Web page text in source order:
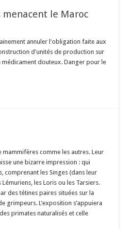
le Maroc
annuler l'obligation faite aux
d'unités de production sur
douteux. Danger pour le
mammifères comme les autres. Leur
une bizarre impression : qui
comprenant les Singes (dans leur
les Loris ou les Tarsiers.
des tétines paires situées sur la
grimpeurs. L’exposition s’appuiera
primates naturalisés et celle